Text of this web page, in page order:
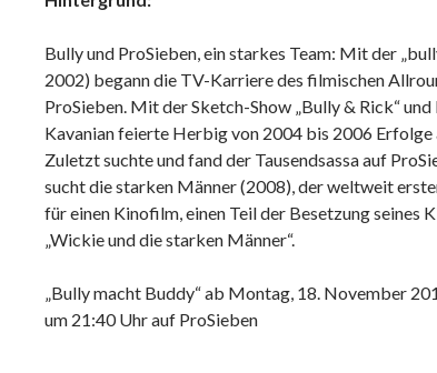
Bully und ProSieben, ein starkes Team: Mit der
2002) begann die TV-Karriere des filmischen
ProSieben. Mit der Sketch-Show „Bully & Rick“
Kavanian feierte Herbig von 2004 bis 2006 Erfolge
Zuletzt suchte und fand der Tausendsassa auf
sucht die starken Männer (2008), der weltweit
für einen Kinofilm, einen Teil der Besetzung seines
„Wickie und die starken Männer“.
„Bully macht Buddy“ ab Montag, 18. November
um 21:40 Uhr auf ProSieben